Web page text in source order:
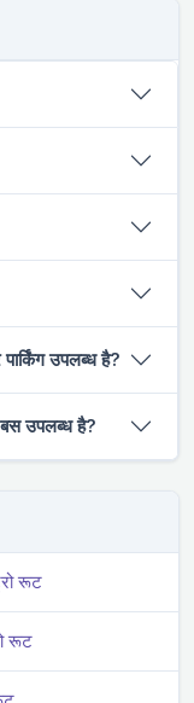
उपलब्ध है?
बस उपलब्ध है?
रूट
रूट